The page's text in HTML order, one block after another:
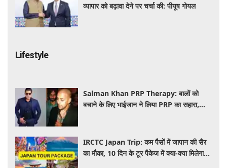
व्यापार को बढ़ावा देने पर चर्चा की: पीयूष गोयल
Lifestyle
Salman Khan PRP Therapy: बालों को
बचाने के लिए भाईजान ने लिया PRP का सहारा,
IRCTC Japan Trip: कम पैसों में जापान की सैर
का मौका, 10 दिन के टूर पैकेज में क्या-क्या मिलेगा?